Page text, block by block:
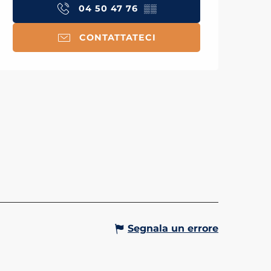
04 50 47 76 ▒▒
CONTATTATECI
Segnala un errore